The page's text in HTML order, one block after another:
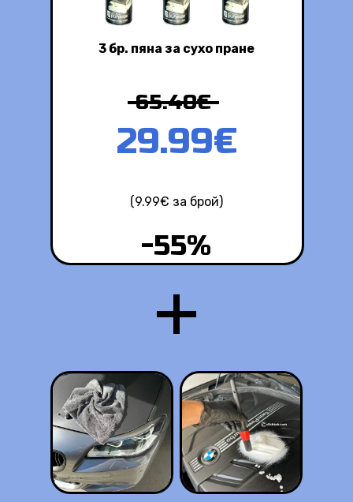
3 бр. пяна за сухо пране
-55%
(9.99€ за брой)
65.40€
29.99€